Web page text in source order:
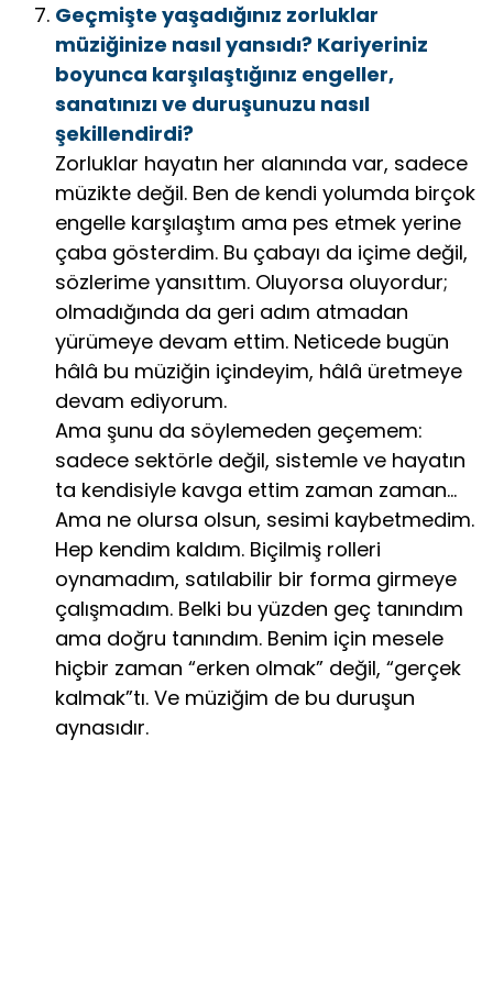
Geçmişte yaşadığınız zorluklar
müziğinize nasıl yansıdı? Kariyeriniz
boyunca karşılaştığınız engeller,
sanatınızı ve duruşunuzu nasıl
şekillendirdi?
Zorluklar hayatın her alanında var, sadece
müzikte değil. Ben de kendi yolumda birçok
engelle karşılaştım ama pes etmek yerine
çaba gösterdim. Bu çabayı da içime değil,
sözlerime yansıttım. Oluyorsa oluyordur;
olmadığında da geri adım atmadan
yürümeye devam ettim. Neticede bugün
hâlâ bu müziğin içindeyim, hâlâ üretmeye
devam ediyorum.
Ama şunu da söylemeden geçemem:
sadece sektörle değil, sistemle ve hayatın
ta kendisiyle kavga ettim zaman zaman…
Ama ne olursa olsun, sesimi kaybetmedim.
Hep kendim kaldım. Biçilmiş rolleri
oynamadım, satılabilir bir forma girmeye
çalışmadım. Belki bu yüzden geç tanındım
ama doğru tanındım. Benim için mesele
hiçbir zaman “erken olmak” değil, “gerçek
kalmak”tı. Ve müziğim de bu duruşun
aynasıdır.